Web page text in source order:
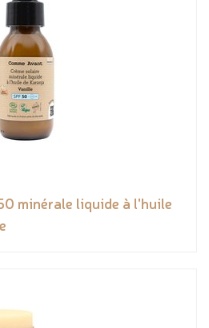
minérale liquide à l'huile